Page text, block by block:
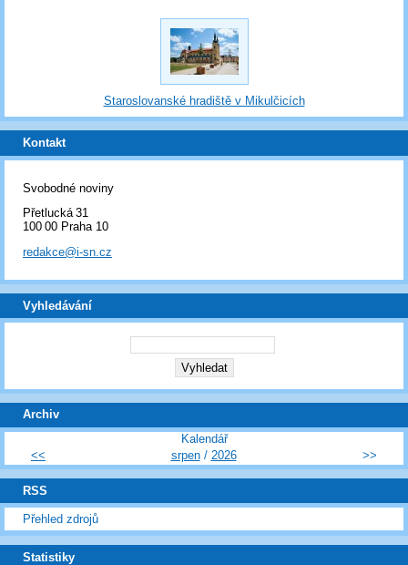
Staroslovanské hradiště v Mikulčicích
Kontakt
Svobodné noviny
Přetlucká 31
100 00 Praha 10
redakce@i-sn.cz
Vyhledávání
Archiv
Kalendář
<<
srpen/ 2026 >>
RSS
Přehled zdrojů
Statistiky